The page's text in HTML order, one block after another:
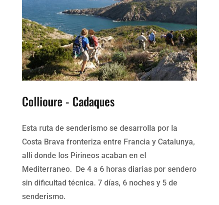
Collioure - Cadaques
Esta ruta de senderismo se desarrolla por la
Costa Brava fronteriza entre Francia y Catalunya,
alli donde los Pirineos acaban en el
Mediterraneo. De 4 a 6 horas diarias por sendero
sin dificultad técnica. 7 días, 6 noches y 5 de
senderismo.